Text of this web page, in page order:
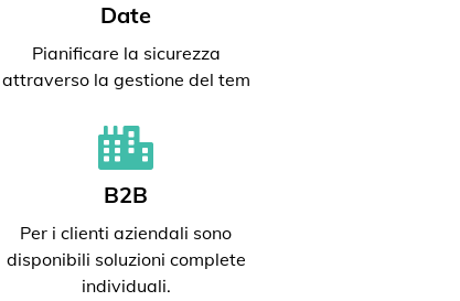
Date
Pianificare la sicurezza
attraverso la gestione del tem
B2B
Per i clienti aziendali sono
disponibili soluzioni complete
individuali.